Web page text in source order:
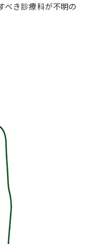
べき診療科が不明の